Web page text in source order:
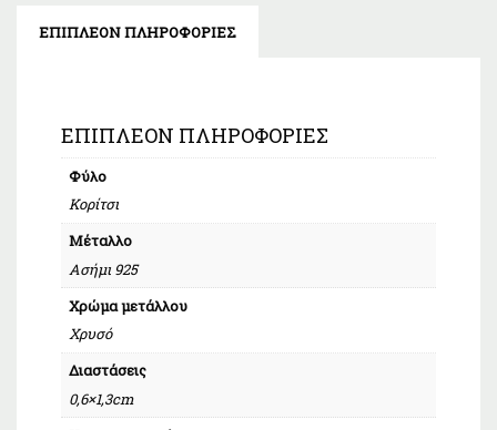
ΕΠΙΠΛΈΟΝ ΠΛΗΡΟΦΟΡΊΕΣ
ΕΠΙΠΛΈΟΝ ΠΛΗΡΟΦΟΡΊΕΣ
Φύλο
Κορίτσι
Μέταλλο
Ασήμι 925
Χρώμα μετάλλου
Χρυσό
Διαστάσεις
0,6×1,3cm